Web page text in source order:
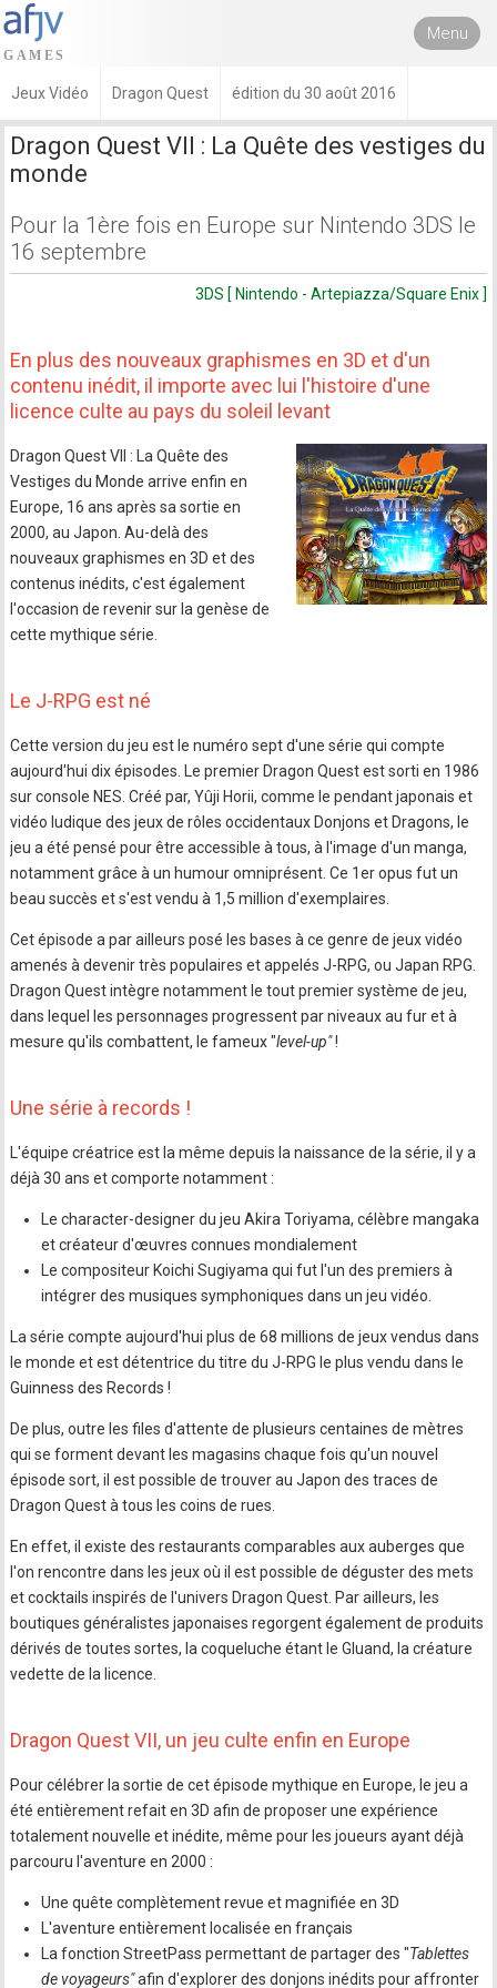
Menu
Jeux Vidéo Dragon Quest édition du 30 août 2016
Dragon Quest VII : La Quête des vestiges du
monde
Pour la 1ère fois en Europe sur Nintendo 3DS le
16 septembre
3DS [ Nintendo - Artepiazza/Square Enix ]
En plus des nouveaux graphismes en 3D et d'un
contenu inédit, il importe avec lui l'histoire d'une
licence culte au pays du soleil levant
Dragon Quest VII : La Quête des
Vestiges du Monde arrive enfin en
Europe, 16 ans après sa sortie en
2000, au Japon. Au-delà des
nouveaux graphismes en 3D et des
contenus inédits, c'est également
l'occasion de revenir sur la genèse de
cette mythique série.
Le J-RPG est né
Cette version du jeu est le numéro sept d'une série qui compte
aujourd'hui dix épisodes. Le premier Dragon Quest est sorti en 1986
sur console NES. Créé par, Yûji Horii, comme le pendant japonais et
vidéo ludique des jeux de rôles occidentaux Donjons et Dragons, le
jeu a été pensé pour être accessible à tous, à l'image d'un manga,
notamment grâce à un humour omniprésent. Ce 1er opus fut un
beau succès et s'est vendu à 1,5 million d'exemplaires.
Cet épisode a par ailleurs posé les bases à ce genre de jeux vidéo
amenés à devenir très populaires et appelés J-RPG, ou Japan RPG.
Dragon Quest intègre notamment le tout premier système de jeu,
dans lequel les personnages progressent par niveaux au fur et à
mesure qu'ils combattent, le fameux "level-up"!
Une série à records !
L'équipe créatrice est la même depuis la naissance de la série, il y a
déjà 30 ans et comporte notamment :
Le character-designer du jeu Akira Toriyama, célèbre mangaka
et créateur d'œuvres connues mondialement
Le compositeur Koichi Sugiyama qui fut l'un des premiers à
intégrer des musiques symphoniques dans un jeu vidéo.
La série compte aujourd'hui plus de 68 millions de jeux vendus dans
le monde et est détentrice du titre du J-RPG le plus vendu dans le
Guinness des Records !
De plus, outre les files d'attente de plusieurs centaines de mètres
qui se forment devant les magasins chaque fois qu'un nouvel
épisode sort, il est possible de trouver au Japon des traces de
Dragon Quest à tous les coins de rues.
En effet, il existe des restaurants comparables aux auberges que
l'on rencontre dans les jeux où il est possible de déguster des mets
et cocktails inspirés de l'univers Dragon Quest. Par ailleurs, les
boutiques généralistes japonaises regorgent également de produits
dérivés de toutes sortes, la coqueluche étant le Gluand, la créature
vedette de la licence.
Dragon Quest VII, un jeu culte enfin en Europe
Pour célébrer la sortie de cet épisode mythique en Europe, le jeu a
été entièrement refait en 3D afin de proposer une expérience
totalement nouvelle et inédite, même pour les joueurs ayant déjà
parcouru l'aventure en 2000 :
Une quête complètement revue et magnifiée en 3D
L'aventure entièrement localisée en français
La fonction StreetPass permettant de partager des "Tablettes
de voyageurs"afin d'explorer des donjons inédits pour affronter